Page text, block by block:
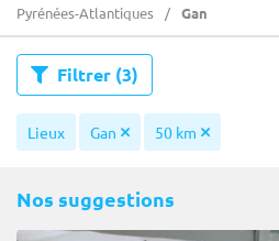
Pyrénées-Atlantiques
Gan
Filtrer (3)
Lieux Gan 50 km
Nos suggestions